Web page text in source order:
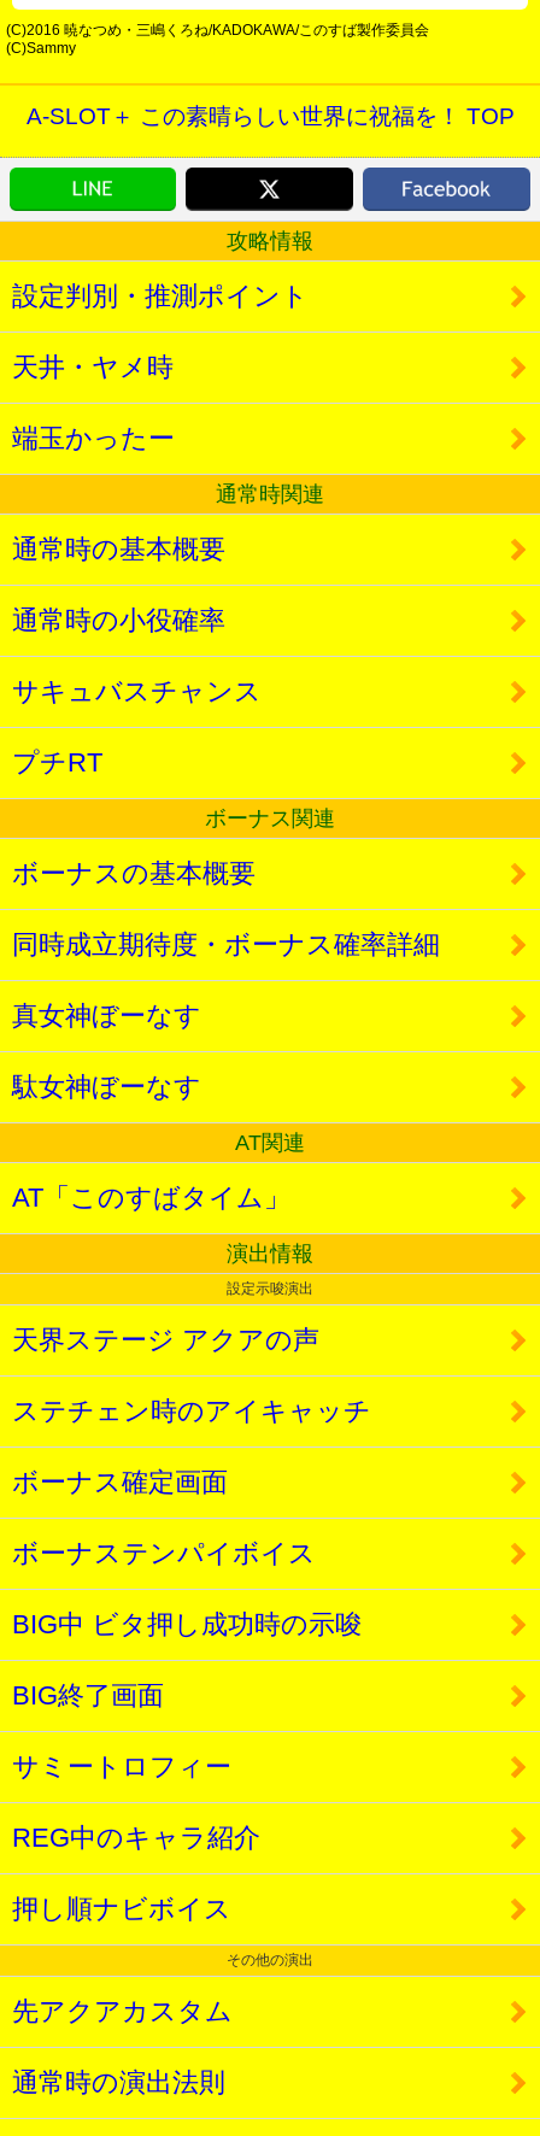
(C)2016 暁なつめ・三嶋くろね/KADOKAWA/このすば製作委員会
(C)Sammy
A-SLOT＋ この素晴らしい世界に祝福を！ TOP
攻略情報
設定判別・推測ポイント
天井・ヤメ時
端玉かったー
通常時関連
通常時の基本概要
通常時の小役確率
サキュバスチャンス
プチRT
ボーナス関連
ボーナスの基本概要
同時成立期待度・ボーナス確率詳細
真女神ぼーなす
駄女神ぼーなす
AT関連
AT「このすばタイム」
演出情報
設定示唆演出
天界ステージ アクアの声
ステチェン時のアイキャッチ
ボーナス確定画面
ボーナステンパイボイス
BIG中 ビタ押し成功時の示唆
BIG終了画面
サミートロフィー
REG中のキャラ紹介
押し順ナビボイス
その他の演出
先アクアカスタム
通常時の演出法則